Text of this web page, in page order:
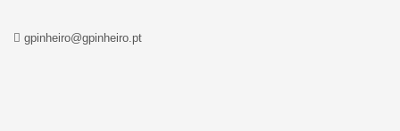
gpinheiro@gpinheiro.pt